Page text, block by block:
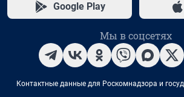
Google Play
Мы в соцсетях
Контактные данные для Роскомнадзора и